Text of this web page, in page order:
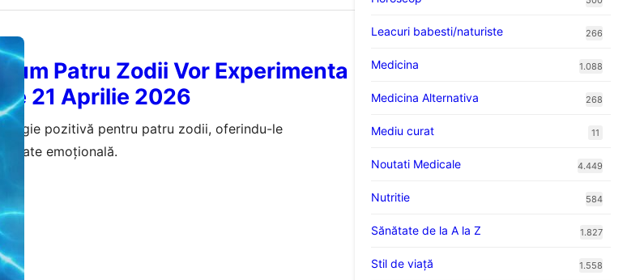
Patru Zodii Vor Experimenta
21 Aprilie 2026
pozitivă pentru patru zodii, oferindu-le
emoțională.
Leacuri babesti/naturiste 266
Medicina 1.088
Medicina Alternativa 268
Mediu curat 11
Noutati Medicale 4.449
Nutritie 584
Sănătate de la A la Z 1.827
Stil de viaţă 1.558